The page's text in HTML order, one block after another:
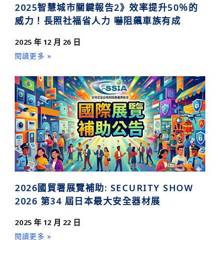
2025智慧城市關鍵報告2》效率提升50％的
威力！長照社福省人力 嚇阻飆車族有成
2025 年 12 月 26 日
閱讀更多 »
2026國貿署展覽補助: SECURITY SHOW
2026 第34 屆日本最大安全器材展
2025 年 12 月 22 日
閱讀更多 »